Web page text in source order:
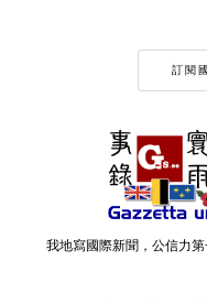
訂閱
我地寫國際新聞，公信力